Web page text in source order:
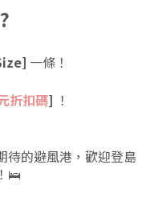
一條！
折扣碼] ！
待的避風港，歡迎登島
🛌